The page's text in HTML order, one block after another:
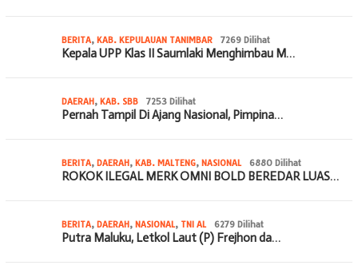
BERITA, KAB. KEPULAUAN TANIMBAR 7269 Dilihat
Kepala UPP Klas II Saumlaki Menghimbau M…
DAERAH, KAB. SBB 7253 Dilihat
Pernah Tampil Di Ajang Nasional, Pimpina…
BERITA, DAERAH, KAB. MALTENG, NASIONAL 6880 Dilihat
ROKOK ILEGAL MERK OMNI BOLD BEREDAR LUAS…
BERITA, DAERAH, NASIONAL, TNI AL 6279 Dilihat
Putra Maluku, Letkol Laut (P) Frejhon da…